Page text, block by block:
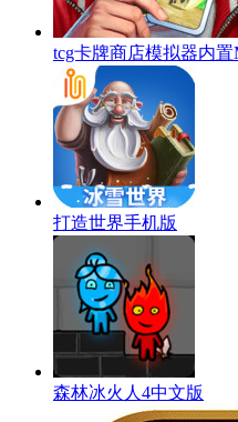
tcg卡牌商店模拟器内
打造世界手机版
森林冰火人4中文版